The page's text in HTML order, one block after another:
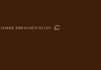
SERVICE POLICY